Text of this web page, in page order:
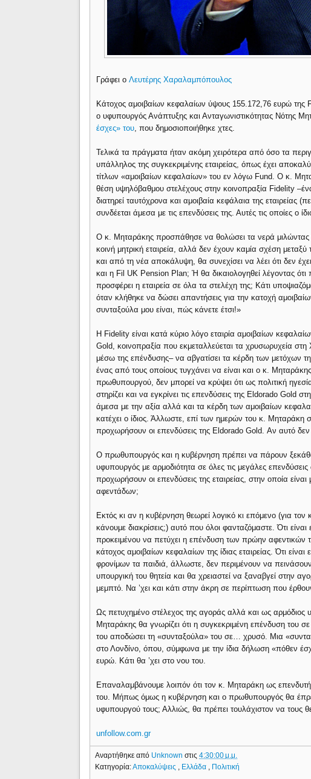
Γράφει οΛευτέρης Χαραλαμπόπουλος
Κάτοχος αμοιβαίων κεφαλαίων ύψους 155.172,76 ευρώ της
ο υφυπουργός Ανάπτυξης και Ανταγωνιστικότητας Νότης
έσχες» του, που δημοσιοποιήθηκε χτες.
Τελικά τα πράγματα ήταν ακόμη χειρότερα από όσο τα
υπάλληλος της συγκεκριμένης εταιρείας, όπως έχει
τίτλων «αμοιβαίων κεφαλαίων» του εν λόγω Fund. Ο κ.
θέση υψηλόβαθμου στελέχους στην κοινοπραξία Fidelity
διατηρεί ταυτόχρονα και αμοιβαία κεφάλαια της
συνδέεται άμεσα με τις επενδύσεις της. Αυτές τις οποίες
Ο κ. Μηταράκης προσπάθησε να θολώσει τα νερά μιλώντας
κοινή μητρική εταιρεία, αλλά δεν έχουν καμία σχέση
και από τη νέα αποκάλυψη, θα συνεχίσει να λέει ότι δεν
και η Fil UK Pension Plan; Ή θα δικαιολογηθεί λέγοντας ότι
προσφέρει η εταιρεία σε όλα τα στελέχη της; Κάτι
όταν κλήθηκε να δώσει απαντήσεις για την κατοχή
συνταξούλα μου είναι, πώς κάνετε έτσι!»
Η Fidelity είναι κατά κύριο λόγο εταιρία αμοιβαίων
Gold, κοινοπραξία που εκμεταλλεύεται τα χρυσωρυχεία
μέσω της επένδυσης– να αβγατίσει τα κέρδη των μετόχων
ένας από τους οποίους τυγχάνει να είναι και ο κ.
πρωθυπουργού, δεν μπορεί να κρύψει ότι ως πολιτική
στηρίζει και να εγκρίνει τις επενδύσεις της Eldorado Gold
άμεσα με την αξία αλλά και τα κέρδη των αμοιβαίων
κατέχει ο ίδιος. Άλλωστε, επί των ημερών του κ. Μηταράκη
προχωρήσουν οι επενδύσεις της Eldorado Gold. Αν αυτό δεν
Ο πρωθυπουργός και η κυβέρνηση πρέπει να πάρουν
υφυπουργός με αρμοδιότητα σε όλες τις μεγάλες
προχωρήσουν οι επενδύσεις της εταιρείας, στην οποία είναι
αφεντάδων;
Εκτός κι αν η κυβέρνηση θεωρεί λογικό κι επόμενο (για
κάνουμε διακρίσεις;) αυτό που όλοι φανταζόμαστε. Ότι
προκειμένου να πετύχει η επένδυση των πρώην αφεντικών
κάτοχος αμοιβαίων κεφαλαίων της ίδιας εταιρείας. Ότι
φρονίμων τα παιδιά, άλλωστε, δεν περιμένουν να
υπουργική του θητεία και θα χρειαστεί να ξαναβγεί στην
μεμπτό. Να ’χει και κάτι στην άκρη σε περίπτωση που
Ως πετυχημένο στέλεχος της αγοράς αλλά και ως αρμόδιος
Μηταράκης θα γνωρίζει ότι η συγκεκριμένη επένδυση του
του αποδώσει τη «συνταξούλα» του σε… χρυσό. Μια
στο Λονδίνο, όπου, σύμφωνα με την ίδια δήλωση «πόθεν
ευρώ. Κάτι θα ’χει στο νου του.
Επαναλαμβάνουμε λοιπόν ότι τον κ. Μηταράκη ως
του. Μήπως όμως η κυβέρνηση και ο πρωθυπουργός θα
υφυπουργού τους; Αλλιώς, θα πρέπει τουλάχιστον να τους
unfollow.com.gr
Αναρτήθηκε από Unknownστις4:30:00 μ.μ.
Κατηγορία:Αποκαλύψεις , Ελλάδα , Πολιτική